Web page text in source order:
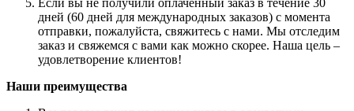
дней (60 дней для международных заказов) с момента
отправки, пожалуйста, свяжитесь с нами. Мы отследим
заказ и свяжемся с вами как можно скорее. Наша цель –
удовлетворение клиентов!
Наши преимущества